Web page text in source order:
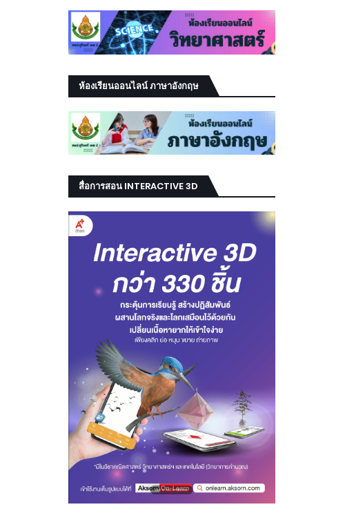
ห้องเรียนออนไลน์ ภาษาอังกฤษ
สื่อการสอน INTERACTIVE 3D